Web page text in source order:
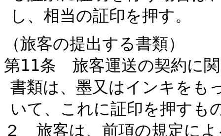
し、相当の証印を押す。
（旅客の提出する書類）
第11条 旅客運送の契約に
書類は、墨又はインキをも
いて、これに証印を押すも
２ 旅客は、前項の規定に